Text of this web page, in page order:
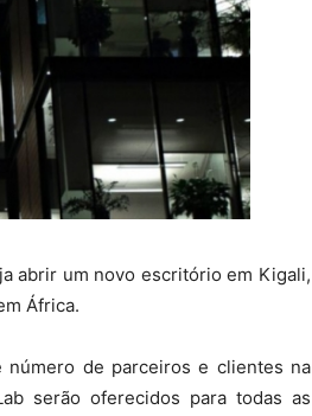
abrir um novo escritório em Kigali,
África.
de parceiros e clientes na
serão oferecidos para todas as